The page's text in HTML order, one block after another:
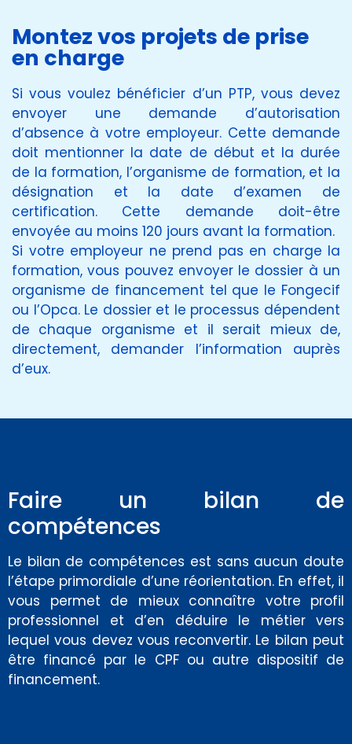
Montez vos projets de prise
en charge
Si vous voulez bénéficier d’un PTP, vous devez
envoyer une demande d’autorisation
d’absence à votre employeur. Cette demande
doit mentionner la date de début et la durée
de la formation, l’organisme de formation, et la
désignation et la date d’examen de
certification. Cette demande doit-être
envoyée au moins 120 jours avant la formation.
Si votre employeur ne prend pas en charge la
formation, vous pouvez envoyer le dossier à un
organisme de financement tel que le Fongecif
ou l’Opca. Le dossier et le processus dépendent
de chaque organisme et il serait mieux de,
directement, demander l’information auprès
d’eux.
Faire un bilan de
compétences
Le bilan de compétences est sans aucun doute
l’étape primordiale d’une réorientation. En effet, il
vous permet de mieux connaître votre profil
professionnel et d’en déduire le métier vers
lequel vous devez vous reconvertir. Le bilan peut
être financé par le CPF ou autre dispositif de
financement.